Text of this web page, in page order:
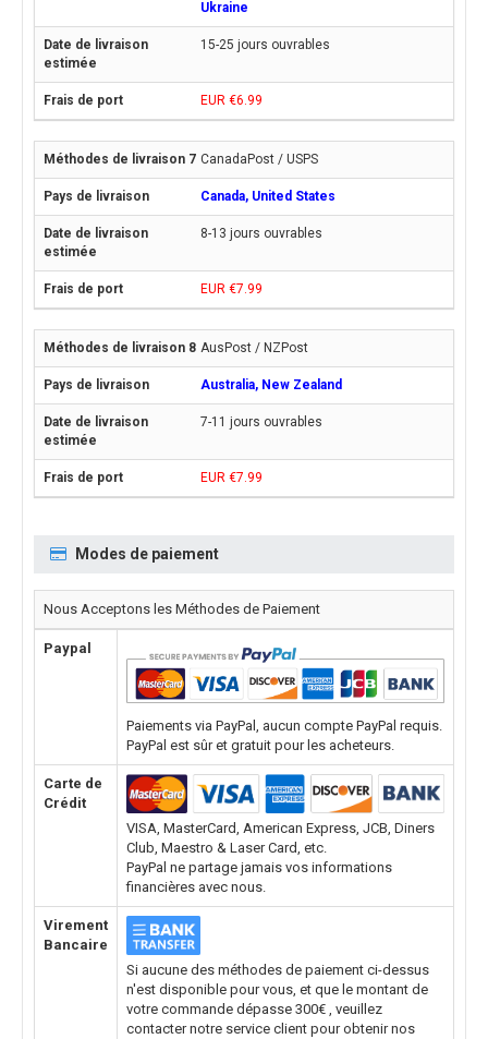
Ukraine
15-25 jours ouvrables
EUR €6.99
CanadaPost / USPS
Canada, United States
8-13 jours ouvrables
EUR €7.99
AusPost / NZPost
Australia, New Zealand
7-11 jours ouvrables
EUR €7.99
Modes de paiement
Nous Acceptons les Méthodes de Paiement
Paypal
Paiements via PayPal, aucun compte PayPal requis.
PayPal est sûr et gratuit pour les acheteurs.
Carte de
Crédit
VISA, MasterCard, American Express, JCB, Diners
Club, Maestro & Laser Card, etc.
PayPal ne partage jamais vos informations
financières avec nous.
Virement
Bancaire
Si aucune des méthodes de paiement ci-dessus
n'est disponible pour vous, et que le montant de
votre commande dépasse 300€ , veuillez
contacter notre service client pour obtenir nos